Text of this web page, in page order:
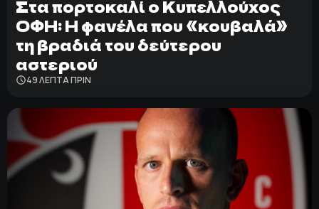
Στα πορτοκαλί ο Κυπελλούχος
ΟΦΗ: Η φανέλα που «κουβαλά»
τη βραδιά του δεύτερου
αστεριού
49 ΛΕΠΤΑ ΠΡΙΝ